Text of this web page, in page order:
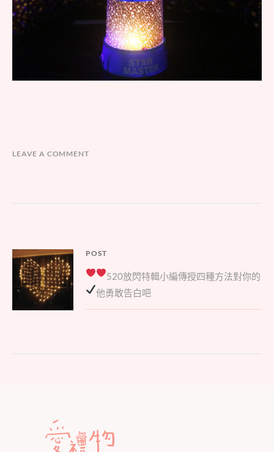
LEAVE A COMMENT
文
章
導
覽
POST
Parent
post:
520放閃特輯小編傳授四種方法對你的
他勇敢告白吧